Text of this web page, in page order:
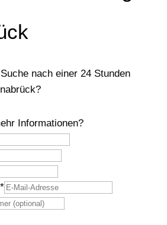
nach einer 24 Stunden
Informationen?
*